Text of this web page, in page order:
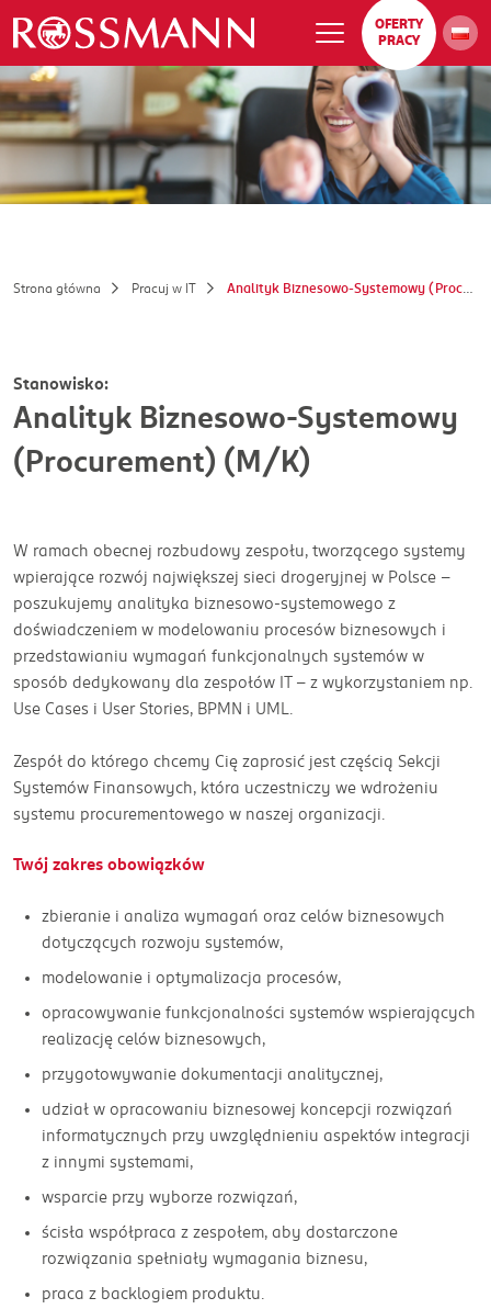
OFERTY
PRACY
Strona główna Pracuj w IT Analityk Biznesowo-Systemowy (Procurement) (M/K)
Stanowisko:
Analityk Biznesowo-Systemowy
(Procurement) (M/K)
W ramach obecnej rozbudowy zespołu, tworzącego systemy
wpierające rozwój największej sieci drogeryjnej w Polsce –
poszukujemy analityka biznesowo-systemowego z
doświadczeniem w modelowaniu procesów biznesowych i
przedstawianiu wymagań funkcjonalnych systemów w
sposób dedykowany dla zespołów IT – z wykorzystaniem np.
Use Cases i User Stories, BPMN i UML.
Zespół do którego chcemy Cię zaprosić jest częścią Sekcji
Systemów Finansowych, która uczestniczy we wdrożeniu
systemu procurementowego w naszej organizacji.
Twój zakres obowiązków
zbieranie i analiza wymagań oraz celów biznesowych
dotyczących rozwoju systemów,
modelowanie i optymalizacja procesów,
opracowywanie funkcjonalności systemów wspierających
realizację celów biznesowych,
przygotowywanie dokumentacji analitycznej,
udział w opracowaniu biznesowej koncepcji rozwiązań
informatycznych przy uwzględnieniu aspektów integracji
z innymi systemami,
wsparcie przy wyborze rozwiązań,
ścisła współpraca z zespołem, aby dostarczone
rozwiązania spełniały wymagania biznesu,
praca z backlogiem produktu.